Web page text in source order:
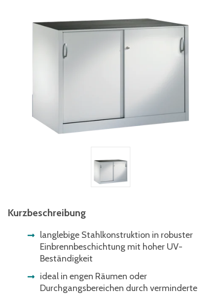
Kurzbeschreibung
langlebige Stahlkonstruktion in robuster
Einbrennbeschichtung mit hoher UV-
Beständigkeit
ideal in engen Räumen oder
Durchgangsbereichen durch verminderte